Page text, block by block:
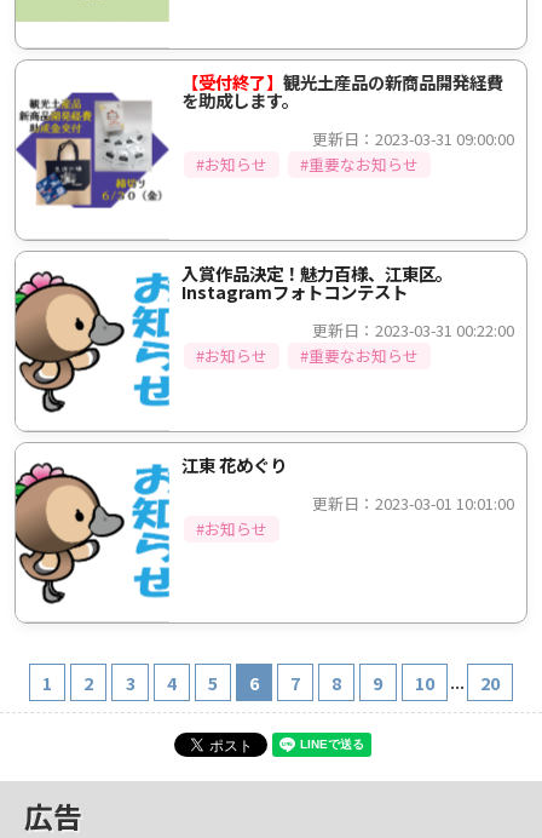
【受付終了】 観光土産品の新商品開発経費
を助成します。
更新日：2023-03-31 09:00:00
#お知らせ
#重要なお知らせ
入賞作品決定！魅力百様、江東区。
Instagramフォトコンテスト
更新日：2023-03-31 00:22:00
#お知らせ
#重要なお知らせ
江東 花めぐり
更新日：2023-03-01 10:01:00
#お知らせ
1 2 3 4 5 6 7 8 9 10 ... 20
広告